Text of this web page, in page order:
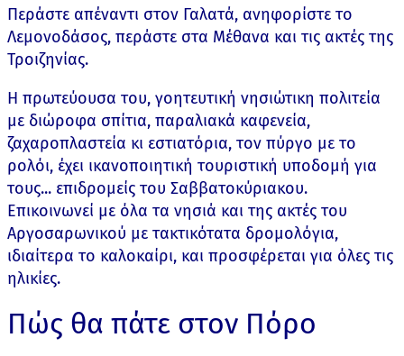
Περάστε απέναντι στον Γαλατά, ανηφορίστε το
Λεμονοδάσος, περάστε στα Μέθανα και τις ακτές της
Τροιζηνίας.
Η πρωτεύουσα του, γοητευτική νησιώτικη πολιτεία
με διώροφα σπίτια, παραλιακά καφενεία,
ζαχαροπλαστεία κι εστιατόρια, τον πύργο με το
ρολόι, έχει ικανοποιητική τουριστική υποδομή για
τους... επιδρομείς του Σαββατοκύριακου.
Επικοινωνεί με όλα τα νησιά και της ακτές του
Αργοσαρωνικού με τακτικότατα δρομολόγια,
ιδιαίτερα το καλοκαίρι, και προσφέρεται για όλες τις
ηλικίες.
Πώς θα πάτε στον Πόρο